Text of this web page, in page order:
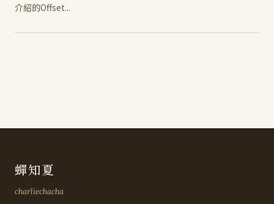
介紹的Offset...
蟬知夏
charliechacha